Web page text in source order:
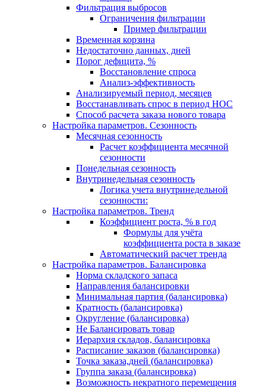
Фильтрация выбросов
Ограничения фильтрации
Пример фильтрации
Временная корзина
Недостаточно данных, дней
Порог дефицита, %
Восстановление спроса
Анализ-эффективность
Анализируемый период, месяцев
Восстанавливать спрос в период НОС
Способ расчета заказа нового товара
Настройка параметров. Сезонность
Месячная сезонность
Расчет коэффициента месячной
сезонности
Понедельная сезонность
Внутринедельная сезонность
Логика учета внутринедельной
сезонности:
Настройка параметров. Тренд
Коэффициент роста, % в год
Формулы для учёта
коэффициента роста в заказе
Автоматический расчет тренда
Настройка параметров. Балансировка
Норма складского запаса
Направления балансировки
Минимальная партия (балансировка)
Кратность (балансировка)
Округление (балансировка)
Не Балансировать товар
Иерархия складов, балансировка
Расписание заказов (балансировка)
Точка заказа,дней (балансировка)
Группа заказа (балансировка)
Возможность некратного перемещения